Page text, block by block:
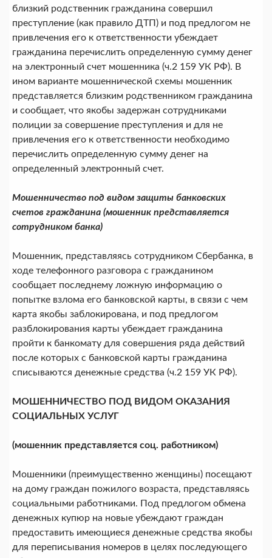
близкий родственник гражданина совершил
преступление (как правило ДТП) и под предлогом не
привлечения его к ответственности убеждает
гражданина перечислить определенную сумму денег
на электронный счет мошенника (ч.2 159 УК РФ). В
ином варианте мошеннической схемы мошенник
представляется близким родственником гражданина
и сообщает, что якобы задержан сотрудниками
полиции за совершение преступления и для не
привлечения его к ответственности необходимо
перечислить определенную сумму денег на
определенный электронный счет.
Мошенничество под видом защиты банковских
счетов гражданина (мошенник представляется
сотрудником банка)
Мошенник, представляясь сотрудником Сбербанка, в
ходе телефонного разговора с гражданином
сообщает последнему ложную информацию о
попытке взлома его банковской карты, в связи с чем
карта якобы заблокирована, и под предлогом
разблокирования карты убеждает гражданина
пройти к банкомату для совершения ряда действий
после которых с банковской карты гражданина
списываются денежные средства (ч.2 159 УК РФ).
МОШЕННИЧЕСТВО ПОД ВИДОМ ОКАЗАНИЯ
СОЦИАЛЬНЫХ УСЛУГ
(мошенник представляется соц. работником)
Мошенники (преимущественно женщины) посещают
на дому граждан пожилого возраста, представляясь
социальными работниками. Под предлогом обмена
денежных купюр на новые убеждают граждан
предоставить имеющиеся денежные средства якобы
для переписывания номеров в целях последующего